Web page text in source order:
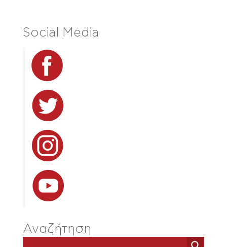
Social Media
Αναζήτηση